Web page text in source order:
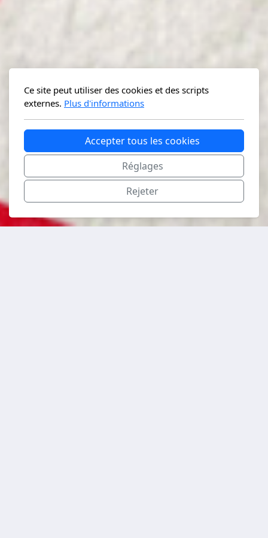
Ce site peut utiliser des cookies et des scripts
externes. Plus d'informations
Accepter tous les cookies
Réglages
Rejeter